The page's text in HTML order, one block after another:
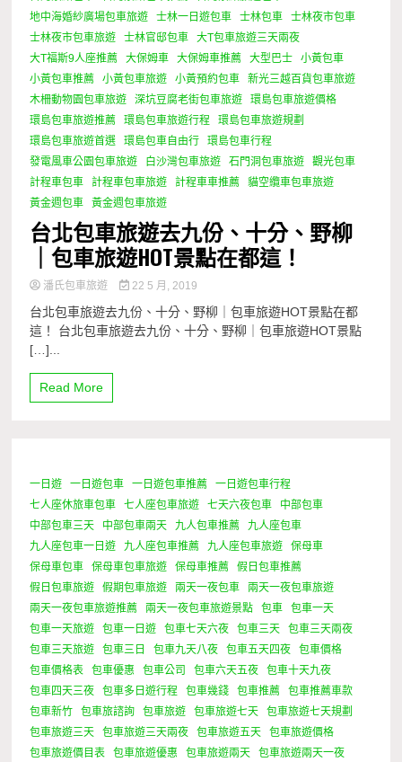
地中海婚紗廣場包車旅遊
士林一日遊包車 士林包車
士林夜市包車
士林夜市包車旅遊
士林官邸包車
大T包車旅遊三天兩夜
大T福斯9人座推薦
大保姆車 大保姆車推薦 大型巴士
小黃包車
小黃包車推薦
小黃包車旅遊 小黃預約包車
新光三越百貨包車旅遊
木柵動物園包車旅遊
深坑豆腐老街包車旅遊
環島包車旅遊價格
環島包車旅遊推薦
環島包車旅遊行程
環島包車旅遊規劃
環島包車旅遊首選
環島包車自由行
環島包車行程
發電風車公園包車旅遊
白沙灣包車旅遊 石門洞包車旅遊
觀光包車
計程車包車
計程車包車旅遊 計程車車推薦
貓空纜車包車旅遊
黃金週包車
黃金週包車旅遊
台北包車旅遊去九份、十分、野柳
｜包車旅遊HOT景點在都這！
潘氏包車旅遊 22 5 月, 2019
台北包車旅遊去九份、十分、野柳｜包車旅遊HOT景點在都
這！ 台北包車旅遊去九份、十分、野柳｜包車旅遊HOT景點
[…]...
Read More
0 Minutes
一日遊 一日遊包車 一日遊包車推薦
一日遊包車行程
七人座休旅車包車
七人座包車旅遊 七天六夜包車
中部包車
中部包車三天
中部包車兩天 九人包車推薦
九人座包車
九人座包車一日遊
九人座包車推薦 九人座包車旅遊
保母車
保母車包車
保母車包車旅遊 保母車推薦
假日包車推薦
假日包車旅遊
假期包車旅遊 兩天一夜包車
兩天一夜包車旅遊
兩天一夜包車旅遊推薦
兩天一夜包車旅遊景點 包車
包車一天
包車一天旅遊
包車一日遊 包車七天六夜 包車三天
包車三天兩夜
包車三天旅遊
包車三日 包車九天八夜 包車五天四夜
包車價格
包車價格表
包車優惠 包車公司 包車六天五夜
包車十天九夜
包車四天三夜
包車多日遊行程 包車幾錢 包車推薦
包車推薦車款
包車新竹
包車旅諮詢 包車旅遊 包車旅遊七天
包車旅遊七天規劃
包車旅遊三天
包車旅遊三天兩夜 包車旅遊五天
包車旅遊價格
包車旅遊價目表
包車旅遊優惠 包車旅遊兩天
包車旅遊兩天一夜